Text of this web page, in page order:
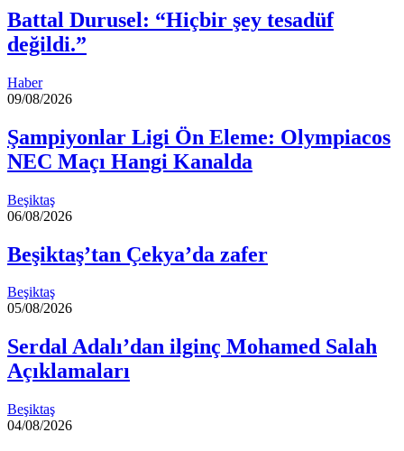
Battal Durusel: “Hiçbir şey tesadüf
değildi.”
Haber
09/08/2026
Şampiyonlar Ligi Ön Eleme: Olympiacos
NEC Maçı Hangi Kanalda
Beşiktaş
06/08/2026
Beşiktaş’tan Çekya’da zafer
Beşiktaş
05/08/2026
Serdal Adalı’dan ilginç Mohamed Salah
Açıklamaları
Beşiktaş
04/08/2026